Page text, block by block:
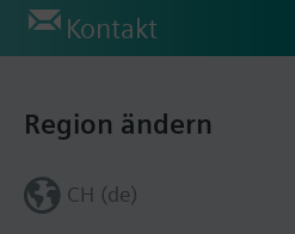
Kontakt
Region ändern
CH (de)